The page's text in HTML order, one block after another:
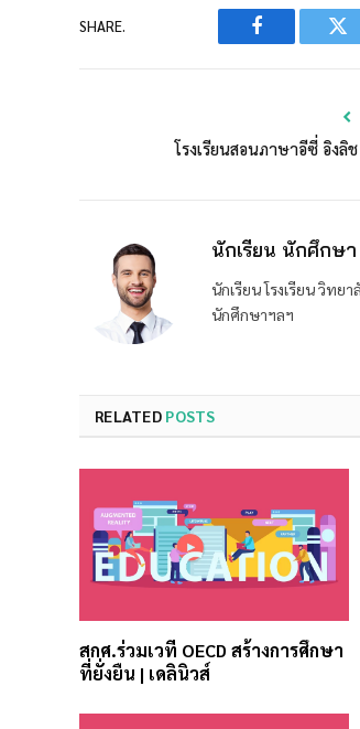
SHARE.
Facebook
โรงเรียนสอนภาษาอีซี่ อิงลิ
นักเรียน นักศึกษา
นักเรียน โรงเรียน วิท
นักศึกษาฯลฯ
RELATED POSTS
สกศ.ร่วมเวที OECD สร้างการศึกษา
ที่ยั่งยืน | เดลินิวส์